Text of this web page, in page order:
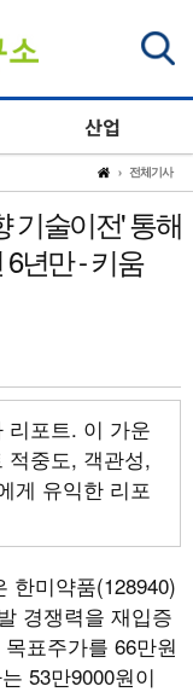
산업
전체기사
기술이전' 통해
년만 - 키움
리포트. 이 가운
적중도, 객관성,
게 유익한 리포
한미약품(128940)
경쟁력을 재입증
표주가를 66만원
53만9000원이
검색